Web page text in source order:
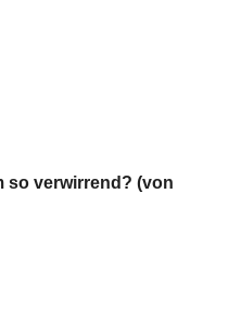
so verwirrend? (von